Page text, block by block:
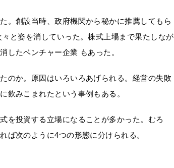
。創設当時、政府機関から秘かに推薦してもら
と姿を消していった。株式上場まで果たしなが
したベンチャー企業 もあった。
のか。原因はいろいろあげられる。経営の失敗
飲みこまれたという事例もある。
を投資する立場になることが多かった。むろ
ば次のように4つの形態に分けられる。